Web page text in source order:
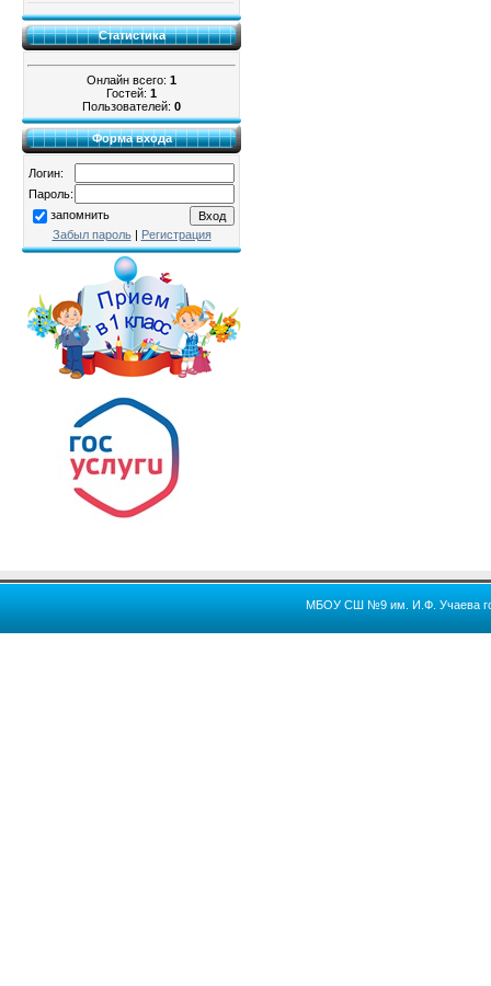
Статистика
Онлайн всего: 1
Гостей: 1
Пользователей: 0
Форма входа
Логин:
Пароль:
запомнить
Забыл пароль| Регистрация
МБОУ СШ №9 им. И.Ф. Учаева